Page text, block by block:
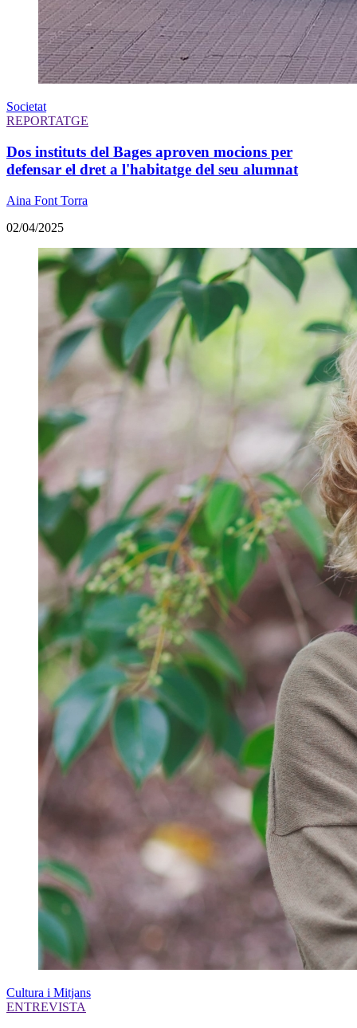
Societat
REPORTATGE
Dos instituts del Bages aproven mocions per
defensar el dret a l'habitatge del seu alumnat
Aina Font Torra
02/04/2025
Cultura i Mitjans
ENTREVISTA